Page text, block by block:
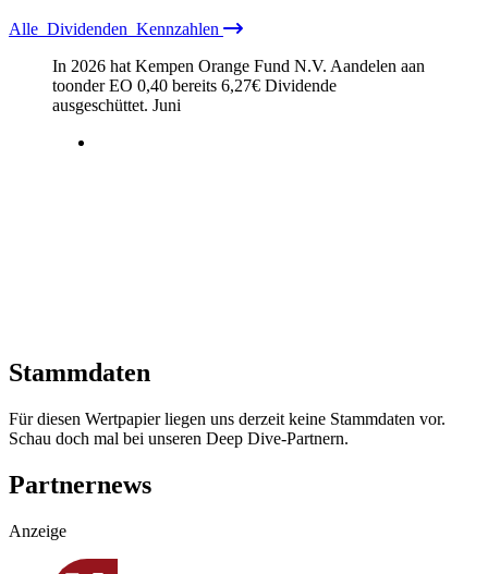
Alle Dividenden Kennzahlen
In 2026 hat Kempen Orange Fund N.V. Aandelen aan
toonder EO 0,40 bereits 6,27€ Dividende
ausgeschüttet. Juni
Stammdaten
Für diesen Wertpapier liegen uns derzeit keine Stammdaten vor.
Schau doch mal bei unseren Deep Dive-Partnern.
Partnernews
Anzeige